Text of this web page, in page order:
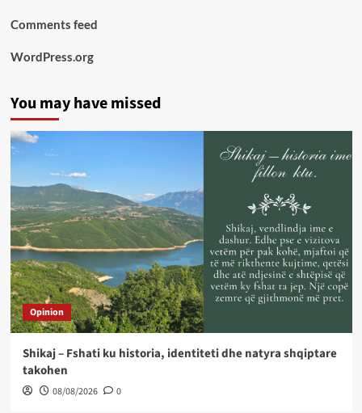
Comments feed
WordPress.org
You may have missed
Opinion
Shikaj – Fshati ku historia, identiteti dhe natyra shqiptare
takohen
08/08/2026 0